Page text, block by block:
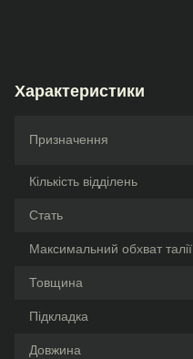
Характеристики
Призначення
Кількість відділень
Стать
Максимальний обхват талії
Товщина
Підкладка
Довжина